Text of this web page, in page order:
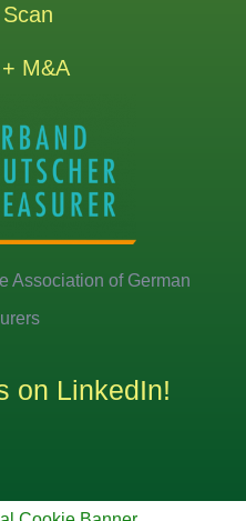
M&A
Association of German
on LinkedIn!